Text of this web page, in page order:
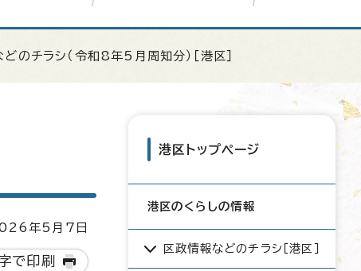
のチラシ（令和8年5月周知分）［港区］
年5月7日
で印刷
港区トップページ
港区のくらしの情報
区政情報などのチラシ［港区］